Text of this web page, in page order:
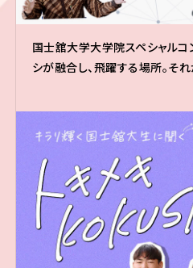
国士舘大学大学院スペシャルコ
シが融合し、飛躍する場所。そ